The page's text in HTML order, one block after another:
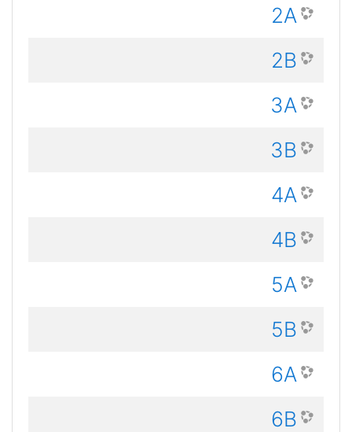
2A
2B
3A
3B
4A
4B
5A
5B
6A
6B